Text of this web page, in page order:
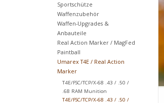
Sportschütze
Waffenzubehör
Waffen-Upgrades &
Anbauteile
Real Action Marker / MagFed
Paintball
Umarex T4E / Real Action
Marker
T4E/FSC/TCP/X-68 .43 / .50 /
.68 RAM Munition
T4E/FSC/TCP/X-68 .43 / .50 /